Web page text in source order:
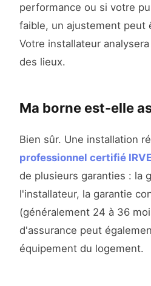
performance ou si votre
faible, un ajustement peut
Votre installateur
des lieux.
Ma borne est-elle
Bien sûr. Une installation
professionnel certifié
de plusieurs garanties : la
l'installateur, la garantie
(généralement 24 à 36
d'assurance peut
équipement du logement.